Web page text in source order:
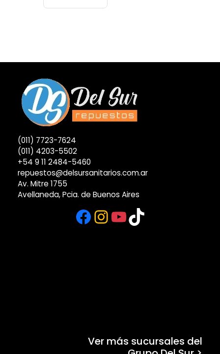
(011) 7723-7624
(011) 4203-5502
+54 9 11 2484-5460
repuestos@delsursanitarios.com.ar
Av. Mitre 1755
Avellaneda, Pcia. de Buenos Aires
Facebook
Instagram
YouTube
TikTok
Ver más sucursales del